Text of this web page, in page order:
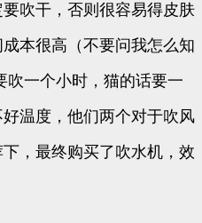
吹干，否则很容易得皮肤
本很高（不要问我怎么知
吹一个小时，猫的话要一
温度，他们两个对于吹风
，最终购买了吹水机，效